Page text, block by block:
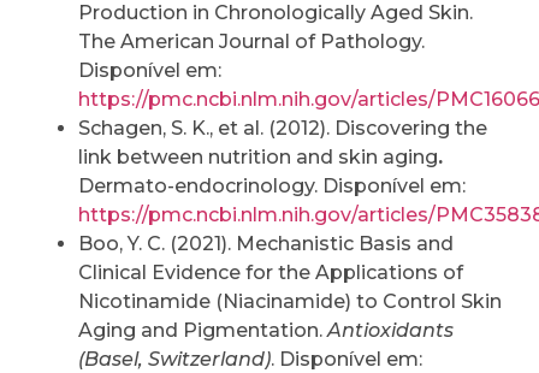
Production in Chronologically Aged Skin.
The American Journal of Pathology.
Disponível em:
https://pmc.ncbi.nlm.nih.gov/articles/
Schagen, S. K., et al. (2012). Discovering the
link between nutrition and skin aging.
Dermato-endocrinology. Disponível em:
https://pmc.ncbi.nlm.nih.gov/articles/
Boo, Y. C. (2021). Mechanistic Basis and
Clinical Evidence for the Applications of
Nicotinamide (Niacinamide) to Control Skin
Aging and Pigmentation. Antioxidants
(Basel, Switzerland). Disponível em: